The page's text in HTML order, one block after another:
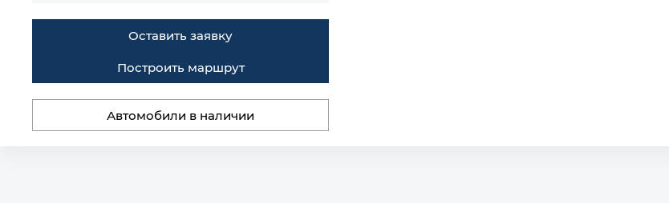
Оставить заявку
Построить маршрут
Автомобили в наличии